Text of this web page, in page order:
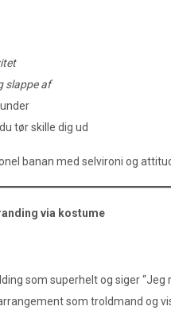
slappe af
tør skille dig ud
banan med selvironi og
via kostume
som superhelt og siger “Jeg
som troldmand og